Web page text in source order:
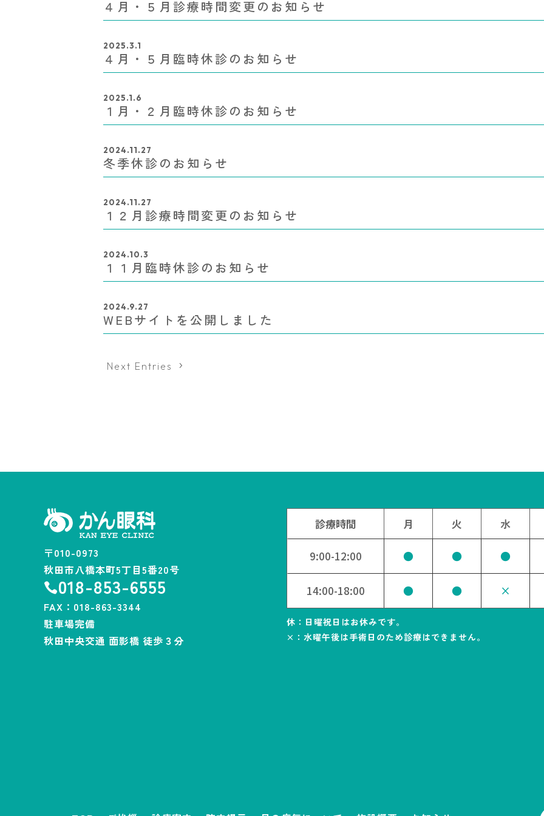
４月・５月診療時間変更のお知らせ
2025.3.1
４月・５月臨時休診のお知らせ
2025.1.6
１月・２月臨時休診のお知らせ
2024.11.27
冬季休診のお知らせ
2024.11.27
１２月診療時間変更のお知らせ
2024.10.3
１１月臨時休診のお知らせ
2024.9.27
WEBサイトを公開しました
Next Entries
〒010-0973
秋田市八橋本町5丁目5番20号
018-853-6555
FAX：018-863-3344
駐車場完備
秋田中央交通 面影橋 徒歩３分
診療時間 月 火 水
9:00-12:00 ● ● ●
14:00-18:00 ● ● ×
休：日曜祝日はお休みです。
×：水曜午後は手術日のため診療はできません。